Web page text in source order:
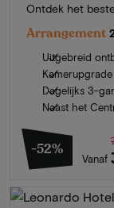
Ontdek het
Arrangement
Uitgebreid
Kamerupgrade
Dagelijks 3-
Naast het
-52%
Vanaf